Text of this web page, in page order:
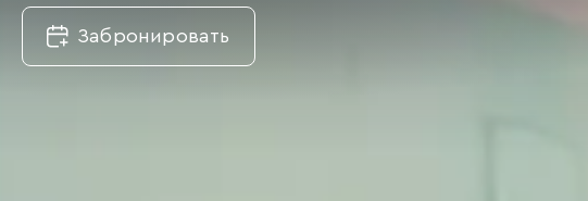
Забронировать